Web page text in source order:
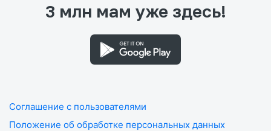
3 млн мам уже здесь!
Соглашение с пользователями
Положение об обработке персональных данных